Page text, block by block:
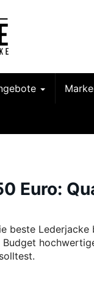
Euro:
beste
Budget